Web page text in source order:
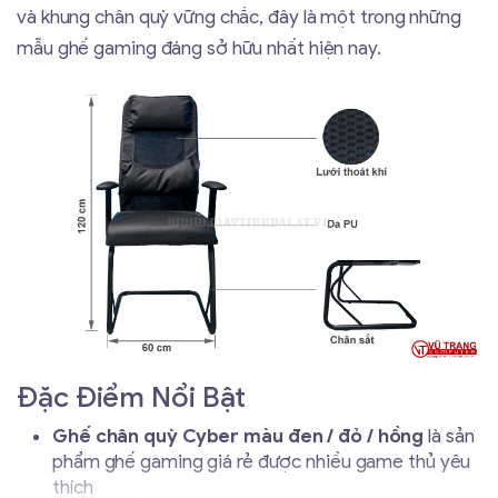
và khung chân quỳ vững chắc, đây là một trong những
mẫu ghế gaming đáng sở hữu nhất hiện nay.
Đặc Điểm Nổi Bật
Ghế chân quỳ Cyber màu đen / đỏ / hồng là sản
phẩm ghế gaming giá rẻ được nhiều game thủ yêu
thích